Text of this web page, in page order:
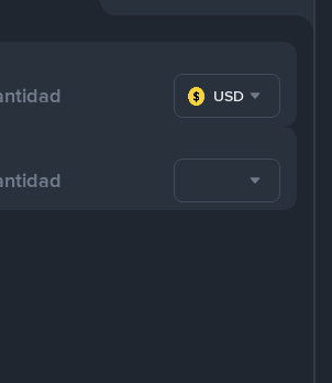
USD